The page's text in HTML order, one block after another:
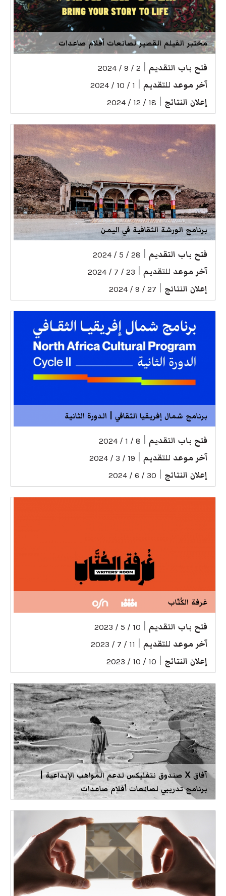
مختبر الفيلم القصير لصانعات أفلام صاعدات
فتح باب التقديم 2 / 9 / 2024
آخر موعد للتقديم 1 / 10 / 2024
إعلان النتائج 18 / 12 / 2024
برنامج الورشة الثقافية في اليمن
فتح باب التقديم 28 / 5 / 2024
آخر موعد للتقديم 23 / 7 / 2024
إعلان النتائج 27 / 9 / 2024
برنامج شمال إفريقيا الثقافي | الدورة الثانية
فتح باب التقديم 8 / 1 / 2024
آخر موعد للتقديم 19 / 3 / 2024
إعلان النتائج 30 / 6 / 2024
غرفة الكُتّاب
فتح باب التقديم 10 / 5 / 2023
آخر موعد للتقديم 11 / 7 / 2023
إعلان النتائج 10 / 10 / 2023
آفاق X صندوق نتفليكس لدعم المواهب الإبداعية |
برنامج تدريبي لصانعات أفلام صاعدات